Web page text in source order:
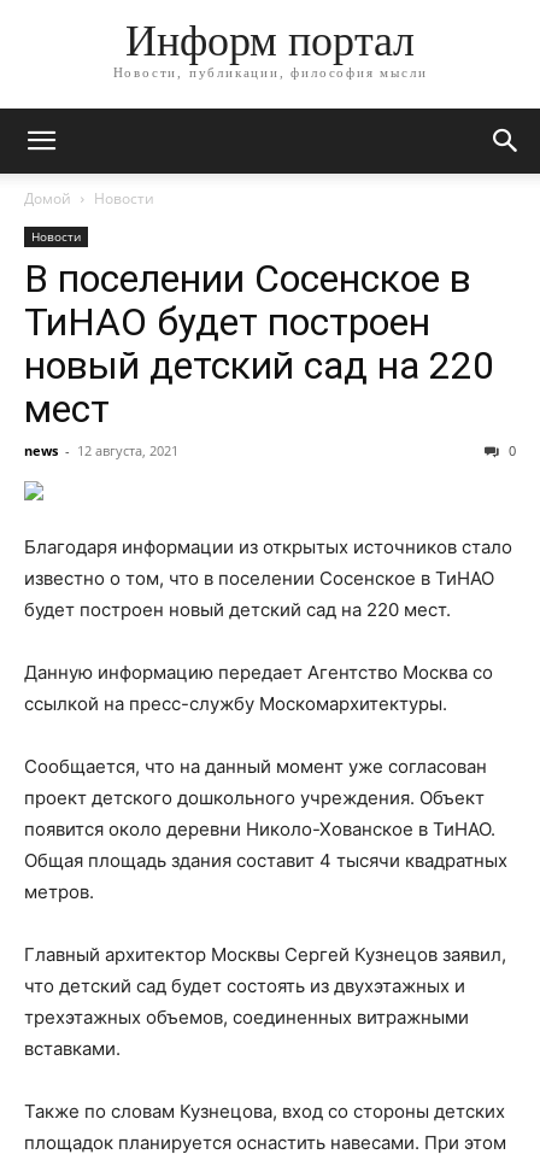
Информ портал
Новости, публикации, философия мысли
Домой Новости
Новости
В поселении Сосенское в
ТиНАО будет построен
новый детский сад на 220
мест
news - 12 августа, 2021 0
Благодаря информации из открытых источников стало
известно о том, что в поселении Сосенское в ТиНАО
будет построен новый детский сад на 220 мест.
Данную информацию передает Агентство Москва со
ссылкой на пресс-службу Москомархитектуры.
Сообщается, что на данный момент уже согласован
проект детского дошкольного учреждения. Объект
появится около деревни Николо-Хованское в ТиНАО.
Общая площадь здания составит 4 тысячи квадратных
метров.
Главный архитектор Москвы Сергей Кузнецов заявил,
что детский сад будет состоять из двухэтажных и
трехэтажных объемов, соединенных витражными
вставками.
Также по словам Кузнецова, вход со стороны детских
площадок планируется оснастить навесами. При этом